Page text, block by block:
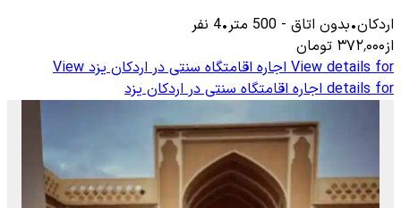
اردکان•بدون اتاق -
500 متر•
4 نفر
از۳۷۲٬۰۰۰ تومان
View details for اجاره اقامتگاه سنتی در اردکان یزدView
details for اجاره اقامتگاه سنتی در اردکان یزد